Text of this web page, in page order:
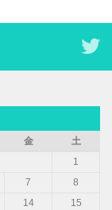
金
土
1
7
8
14
15